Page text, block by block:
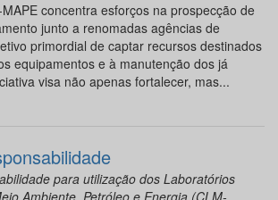
concentra esforços na prospecção de
junto a renomadas agências de
primordial de captar recursos destinados
equipamentos e à manutenção dos já
visa não apenas fortalecer, mas...
para utilização dos Laboratórios